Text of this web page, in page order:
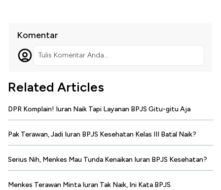
Komentar
Tulis Komentar Anda...
Related Articles
DPR Komplain! Iuran Naik Tapi Layanan BPJS Gitu-gitu Aja
Pak Terawan, Jadi Iuran BPJS Kesehatan Kelas III Batal Naik?
Serius Nih, Menkes Mau Tunda Kenaikan Iuran BPJS Kesehatan?
Menkes Terawan Minta Iuran Tak Naik, Ini Kata BPJS